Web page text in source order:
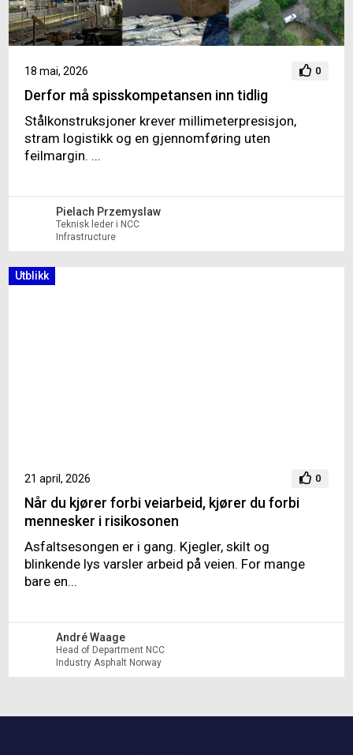
18 mai, 2026 0
Derfor må spisskompetansen inn tidlig
Stålkonstruksjoner krever millimeterpresisjon,
stram logistikk og en gjennomføring uten
feilmargin. ...
Pielach Przemyslaw
Teknisk leder i NCC
Infrastructure
Utblikk
21 april, 2026 0
Når du kjører forbi veiarbeid, kjører du forbi
mennesker i risikosonen
Asfaltsesongen er i gang. Kjegler, skilt og
blinkende lys varsler arbeid på veien. For mange
bare en...
André Waage
Head of Department NCC
Industry Asphalt Norway